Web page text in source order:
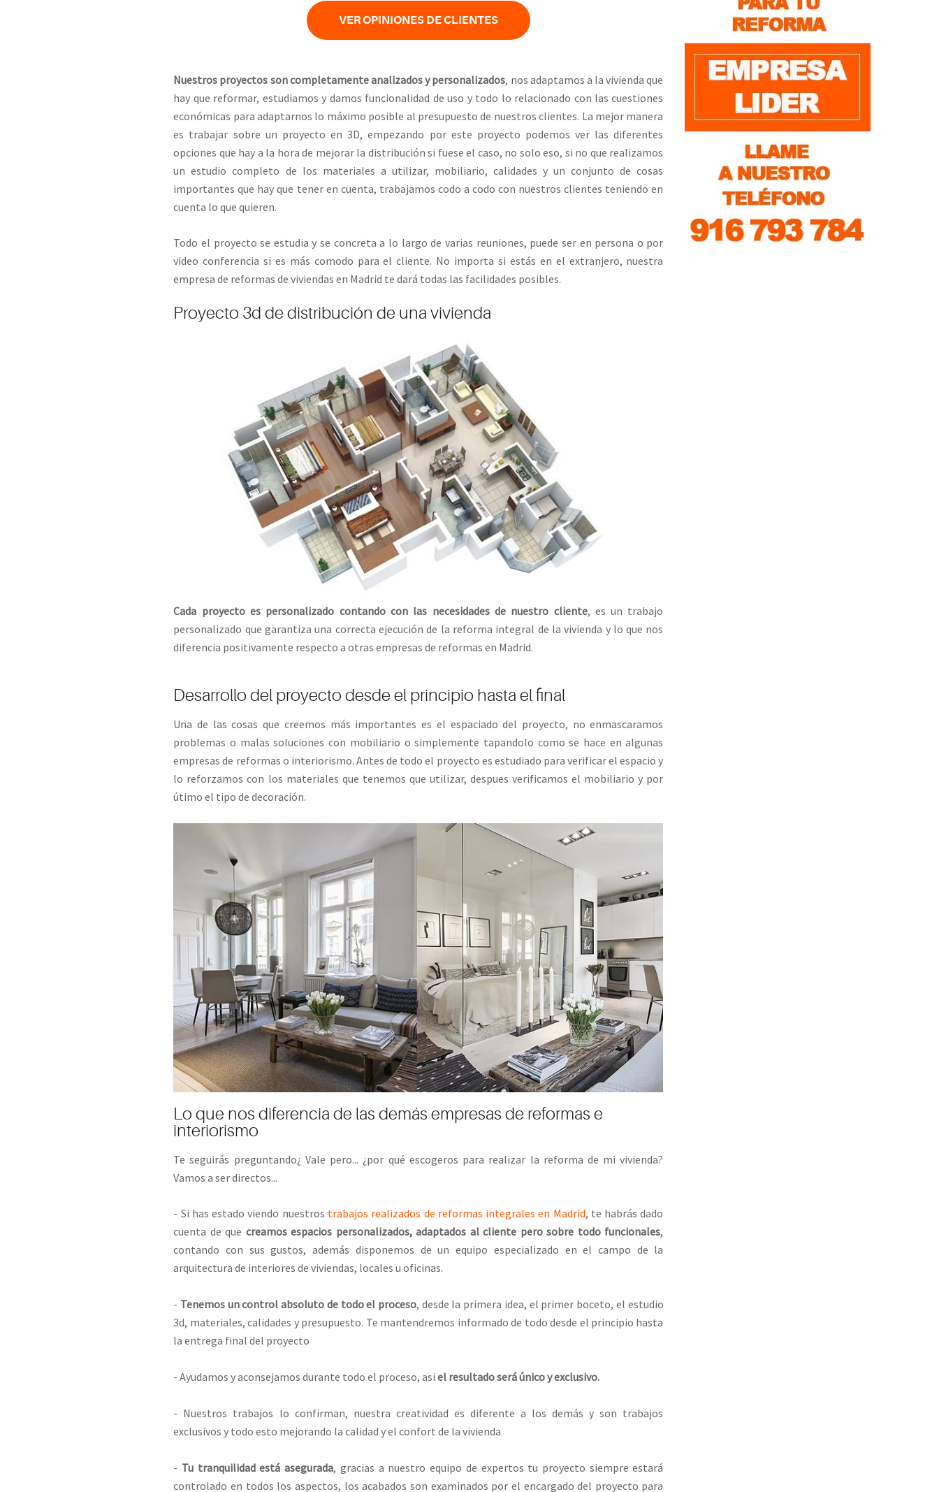
VER OPINIONES DE CLIENTES
Nuestros proyectos son completamente analizados y personalizados, nos adaptamos a la vivienda que
hay que reformar, estudiamos y damos funcionalidad de uso y todo lo relacionado con las cuestiones
económicas para adaptarnos lo máximo posible al presupuesto de nuestros clientes. La mejor manera
es trabajar sobre un proyecto en 3D, empezando por este proyecto podemos ver las diferentes
opciones que hay a la hora de mejorar la distribución si fuese el caso, no solo eso, si no que realizamos
un estudio completo de los materiales a utilizar, mobiliario, calidades y un conjunto de cosas
importantes que hay que tener en cuenta, trabajamos codo a codo con nuestros clientes teniendo en
cuenta lo que quieren.
Todo el proyecto se estudia y se concreta a lo largo de varias reuniones, puede ser en persona o por
video conferencia si es más comodo para el cliente. No importa si estás en el extranjero, nuestra
empresa de reformas de viviendas en Madrid te dará todas las facilidades posibles.
Proyecto 3d de distribución de una vivienda
Cada proyecto es personalizado contando con las necesidades de nuestro cliente, es un trabajo
personalizado que garantiza una correcta ejecución de la reforma integral de la vivienda y lo que nos
diferencia positivamente respecto a otras empresas de reformas en Madrid.
Desarrollo del proyecto desde el principio hasta el final
Una de las cosas que creemos más importantes es el espaciado del proyecto, no enmascaramos
problemas o malas soluciones con mobiliario o simplemente tapandolo como se hace en algunas
empresas de reformas o interiorismo. Antes de todo el proyecto es estudiado para verificar el espacio y
lo reforzamos con los materiales que tenemos que utilizar, despues verificamos el mobiliario y por
útimo el tipo de decoración.
Lo que nos diferencia de las demás empresas de reformas e
interiorismo
Te seguirás preguntando¿ Vale pero... ¿por qué escogeros para realizar la reforma de mi vivienda?
Vamos a ser directos...
- Si has estado viendo nuestros trabajos realizados de reformas integrales en Madrid, te habrás dado
cuenta de que creamos espacios personalizados, adaptados al cliente pero sobre todo funcionales,
contando con sus gustos, además disponemos de un equipo especializado en el campo de la
arquitectura de interiores de viviendas, locales u oficinas.
- Tenemos un control absoluto de todo el proceso, desde la primera idea, el primer boceto, el estudio
3d, materiales, calidades y presupuesto. Te mantendremos informado de todo desde el principio hasta
la entrega final del proyecto
- Ayudamos y aconsejamos durante todo el proceso, asiel resultado será único y exclusivo.
- Nuestros trabajos lo confirman, nuestra creatividad es diferente a los demás y son trabajos
exclusivos y todo esto mejorando la calidad y el confort de la vivienda
- Tu tranquilidad está asegurada, gracias a nuestro equipo de expertos tu proyecto siempre estará
controlado en todos los aspectos, los acabados son examinados por el encargado del proyecto para